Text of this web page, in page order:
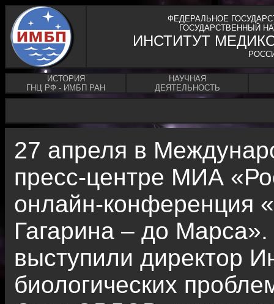
ФЕДЕРАЛЬНОЕ
ГОСУДАРСТВЕННЫЙ
ИНСТИТУТ
ИСТОРИЯ
ГНЦ РФ - ИМБП РАН
НАУЧНАЯ
ДЕЯТЕЛЬНОСТЬ
27 апреля в
пресс-центре МИА
онлайн-конференция
Гагарина – до
выступили директор
биологических